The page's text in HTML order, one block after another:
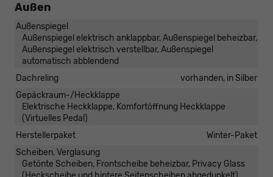
Außen
Außenspiegel
Außenspiegel elektrisch anklappbar, Außenspiegel beheizbar,
Außenspiegel elektrisch verstellbar, Außenspiegel
automatisch abblendend
Dachreling
vorhanden, in Silber
Gepäckraum-/Heckklappe
Elektrische Heckklappe, Komfortöffnung Heckklappe
(Virtuelles Pedal)
Herstellerpaket
Winter-Paket
Scheiben, Verglasung
Getönte Scheiben, Frontscheibe beheizbar, Privacy Glass